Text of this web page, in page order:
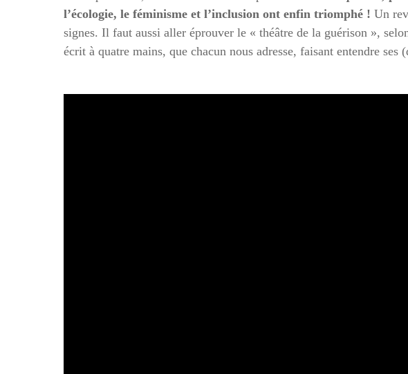
l’écologie, le féminisme et l’inclusion ont enfin triomphé ! Un
signes. Il faut aussi aller éprouver le « théâtre de la guérison »,
écrit à quatre mains, que chacun nous adresse, faisant entendre